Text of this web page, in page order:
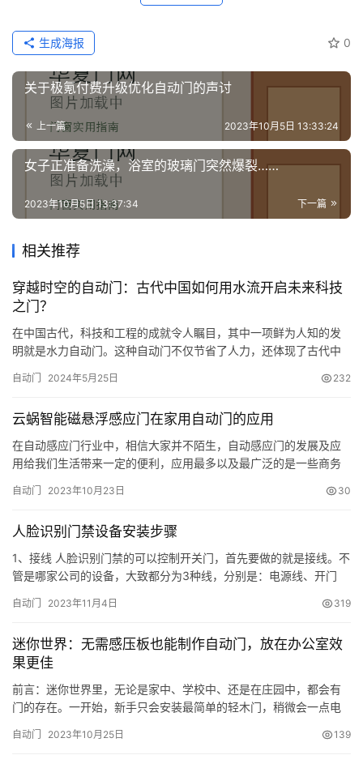
们
0
生成海报
关于极氪付费升级优化自动门的声讨
上一篇 2023年10月5日 13:33:24
女子正准备洗澡，浴室的玻璃门突然爆裂……
下一篇
2023年10月5日 13:37:34
相关推荐
穿越时空的自动门：古代中国如何用水流开启未来科技
之门？
在中国古代，科技和工程的成就令人瞩目，其中一项鲜为人知的发
明就是水力自动门。这种自动门不仅节省了人力，还体现了古代中
代社会中的应用，是中国古代文明在科技领域的一项重要成就。 图
们就开始利用水力进行灌溉和运输。这些工程的建设不仅提高了农
业生产效…
自动门 2024年5月25日 232
云蜗智能磁悬浮感应门在家用自动门的应用
在自动感应门行业中，相信大家并不陌生，自动感应门的发展及应
用给我们生活带来一定的便利，应用最多以及最广泛的是一些商务
展及推广，越来越多的人都喜欢在家里装上电动门，让自动感应门
的电动门应用有厨房、阳台、电视墙、壁橱、卫浴以及书房等场
景，那么…
自动门 2023年10月23日 30
人脸识别门禁设备安装步骤
1、接线 人脸识别门禁的可以控制开关门，首先要做的就是接线。不
管是哪家公司的设备，大致都分为3种线，分别是：电源线、开门
线，就可以跳过连接网络的步骤。打开人脸识别设备的设置面板，
要去激活设备了。在注册一个账号后，获得授权后，扫描设备…
自动门 2023年11月4日 319
迷你世界：无需感压板也能制作自动门，放在办公室效
果更佳
前言：迷你世界里，无论是家中、学校中、还是在庄园中，都会有
门的存在。一开始，新手只会安装最简单的轻木门，稍微会一点电
们却选择做一个完全不用开关以及感压板的自动感应门，只要玩家
自动门 2023年10月25日 139